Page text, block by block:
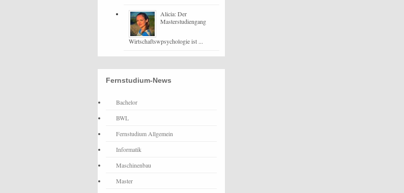
Alicia: Der
Masterstudiengang
Wirtschaftswpsychologie ist ...
Fernstudium-News
Bachelor
BWL
Fernstudium Allgemein
Informatik
Maschinenbau
Master